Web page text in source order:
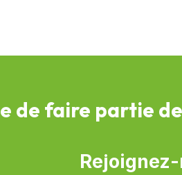
de faire partie